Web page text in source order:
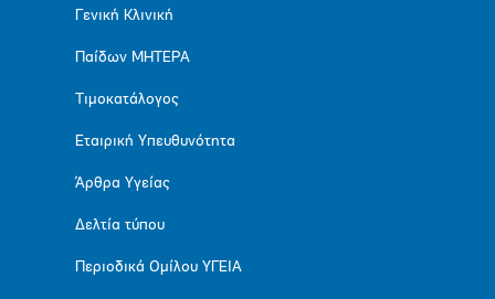
Γενική Κλινική
Παίδων ΜΗΤΕΡΑ
Τιμοκατάλογος
Εταιρική Υπευθυνότητα
Άρθρα Υγείας
Δελτία τύπου
Περιοδικά Ομίλου ΥΓΕΙΑ